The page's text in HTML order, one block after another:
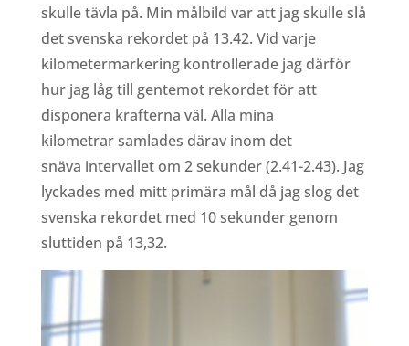
skulle tävla på. Min målbild var att jag skulle slå
det svenska rekordet på 13.42. Vid varje
kilometermarkering kontrollerade jag därför
hur jag låg till gentemot rekordet för att
disponera krafterna väl. Alla mina
kilometrar samlades därav inom det
snäva intervallet om 2 sekunder (2.41-2.43). Jag
lyckades med mitt primära mål då jag slog det
svenska rekordet med 10 sekunder genom
sluttiden på 13,32.